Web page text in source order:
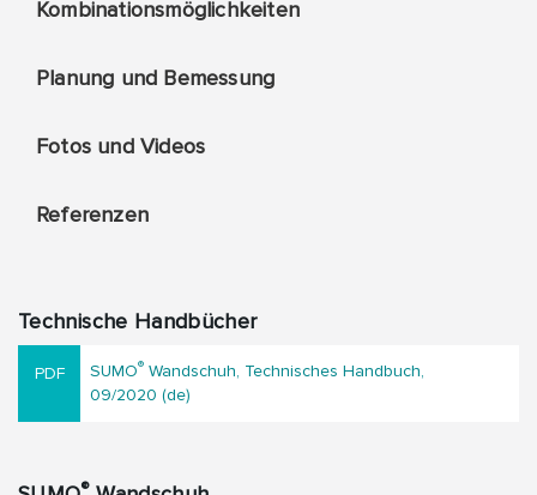
Kombinationsmöglichkeiten
Planung und Bemessung
Fotos und Videos
Referenzen
Technische Handbücher
SUMO® Wandschuh, Technisches Handbuch,
09/2020 (de)
®